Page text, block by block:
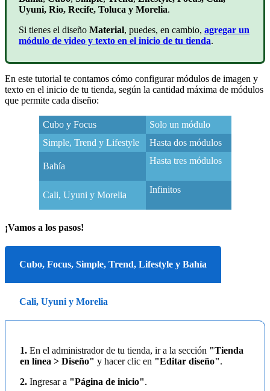
Uyuni, Rio, Recife, Toluca y Morelia.
Si tienes el diseño Material, puedes, en cambio, agregar un
módulo de video y texto en el inicio de tu tienda.
En este tutorial te contamos cómo configurar módulos de imagen y
texto en el inicio de tu tienda, según la cantidad máxima de módulos
que permite cada diseño:
Cubo y Focus
Solo un módulo
Simple, Trend y Lifestyle
Hasta dos módulos
Bahía
Hasta tres módulos
Cali, Uyuni y Morelia
Infinitos
¡Vamos a los pasos!
Cubo, Focus, Simple, Trend, Lifestyle y Bahía
Cali, Uyuni y Morelia
1. En el administrador de tu tienda, ir a la sección "Tienda
en línea > Diseño" y hacer clic en "Editar diseño".
2. Ingresar a "Página de inicio".